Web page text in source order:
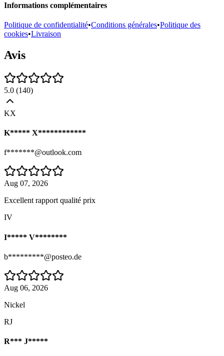
Informations complémentaires
Politique de confidentialité•Conditions générales•Politique des
cookies•Livraison
Avis
5.0 (140)
KX
K***** X************
f*******@outlook.com
Aug 07, 2026
Excellent rapport qualité prix
IV
I***** V********
b*********@posteo.de
Aug 06, 2026
Nickel
RJ
R*** J*****